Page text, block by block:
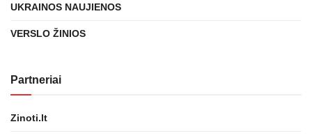
UKRAINOS NAUJIENOS
VERSLO ŽINIOS
Partneriai
Zinoti.lt